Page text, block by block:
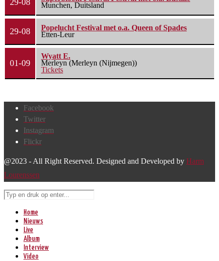
29-08
Munchen, Duitsland
29-08
Popelucht Festival met o.a. Queen of Spades
Etten-Leur
01-09
Wyatt E.
Merleyn (Merleyn (Nijmegen))
Tickets
Facebook
Twitter
Instagram
Flickr
@2023 - All Right Reserved. Designed and Developed by Harm
Lourenssen
Home
Nieuws
Live
Album
Interview
Video